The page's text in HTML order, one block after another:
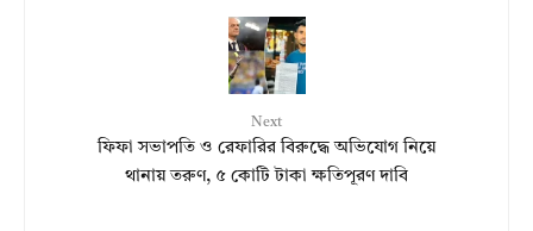
Next
ফিফা সভাপতি ও রেফারির বিরুদ্ধে অভিযোগ নিয়ে
থানায় তরুণ, ৫ কোটি টাকা ক্ষতিপূরণ দাবি